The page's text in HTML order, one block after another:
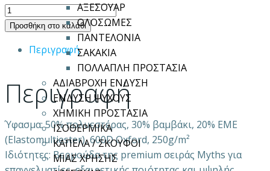
ΑΞΕΣΟΥΑΡ
ΟΛΟΣΩΜΕΣ
ΠΑΝΤΕΛΟΝΙΑ
ΣΑΚΑΚΙΑ
ΠΟΛΛΑΠΛΗ ΠΡΟΣΤΑΣΙΑ
ΑΔΙΑΒΡΟΧΗ ΕΝΔΥΣΗ
ΕΝΔΥΣΗ ΨΥΧΟΥΣ
ΧΗΜΙΚΗ ΠΡΟΣΤΑΣΙΑ
ΙΣΟΘΕΡΜΙΚΑ
ΚΑΠΕΛΑ / ΣΚΟΥΦΟΙ
ΜΙΑΣ ΧΡΗΣΗΣ
ΒΕΡΜΟΥΔΑ
ΕΡΓΑΣΙΑΣ
ODYSSEAS
Προσθήκη στο καλάθι
Περιγραφή
Περιγραφή
Ύφασμα: 50% πολυεστέρας, 30% βαμβάκι, 20% ΕΜΕ
(Elastomultiester), 600D Oxford, 250g/m²
Ιδιότητες: Βερμούδα της premium σειράς Myths για